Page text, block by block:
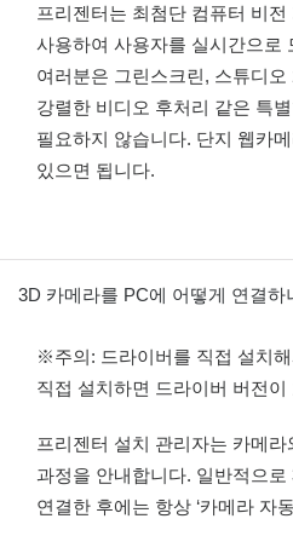
프리젠터는 최첨단 컴퓨터 비
사용하여 사용자를 실시간으로
여러분은 그린스크린, 스튜디
강렬한 비디오 후처리 같은 특
필요하지 않습니다. 단지 웹카
있으면 됩니다.
3D 카메라를 PC에 어떻게 연결하
※주의: 드라이버를 직접 설치
직접 설치하면 드라이버 버전
프리젠터 설치 관리자는 카메
과정을 안내합니다. 일반적으로
연결한 후에는 항상 ‘카메라 자